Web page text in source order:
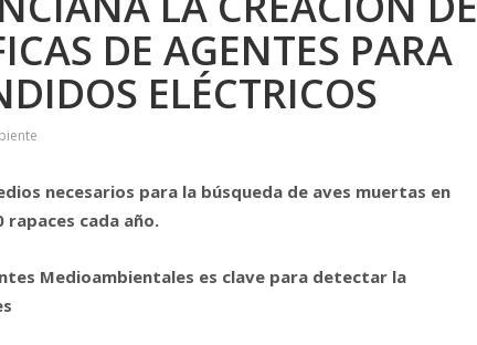
DE AGENTES PARA
ELÉCTRICOS
necesarios para la búsqueda de aves muertas en
cada año.
Medioambientales es clave para detectar la